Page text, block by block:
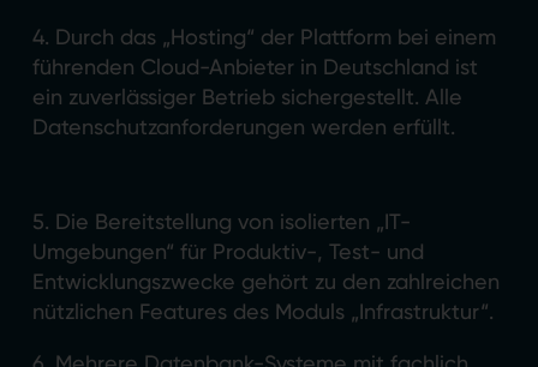
4. Durch das „Hosting“ der Plattform bei einem
führenden Cloud-Anbieter in Deutschland ist
ein zuverlässiger Betrieb sichergestellt. Alle
Datenschutzanforderungen werden erfüllt.
5. Die Bereitstellung von isolierten „IT-
Umgebungen“ für Produktiv-, Test- und
Entwicklungszwecke gehört zu den zahlreichen
nützlichen Features des Moduls „Infrastruktur“.